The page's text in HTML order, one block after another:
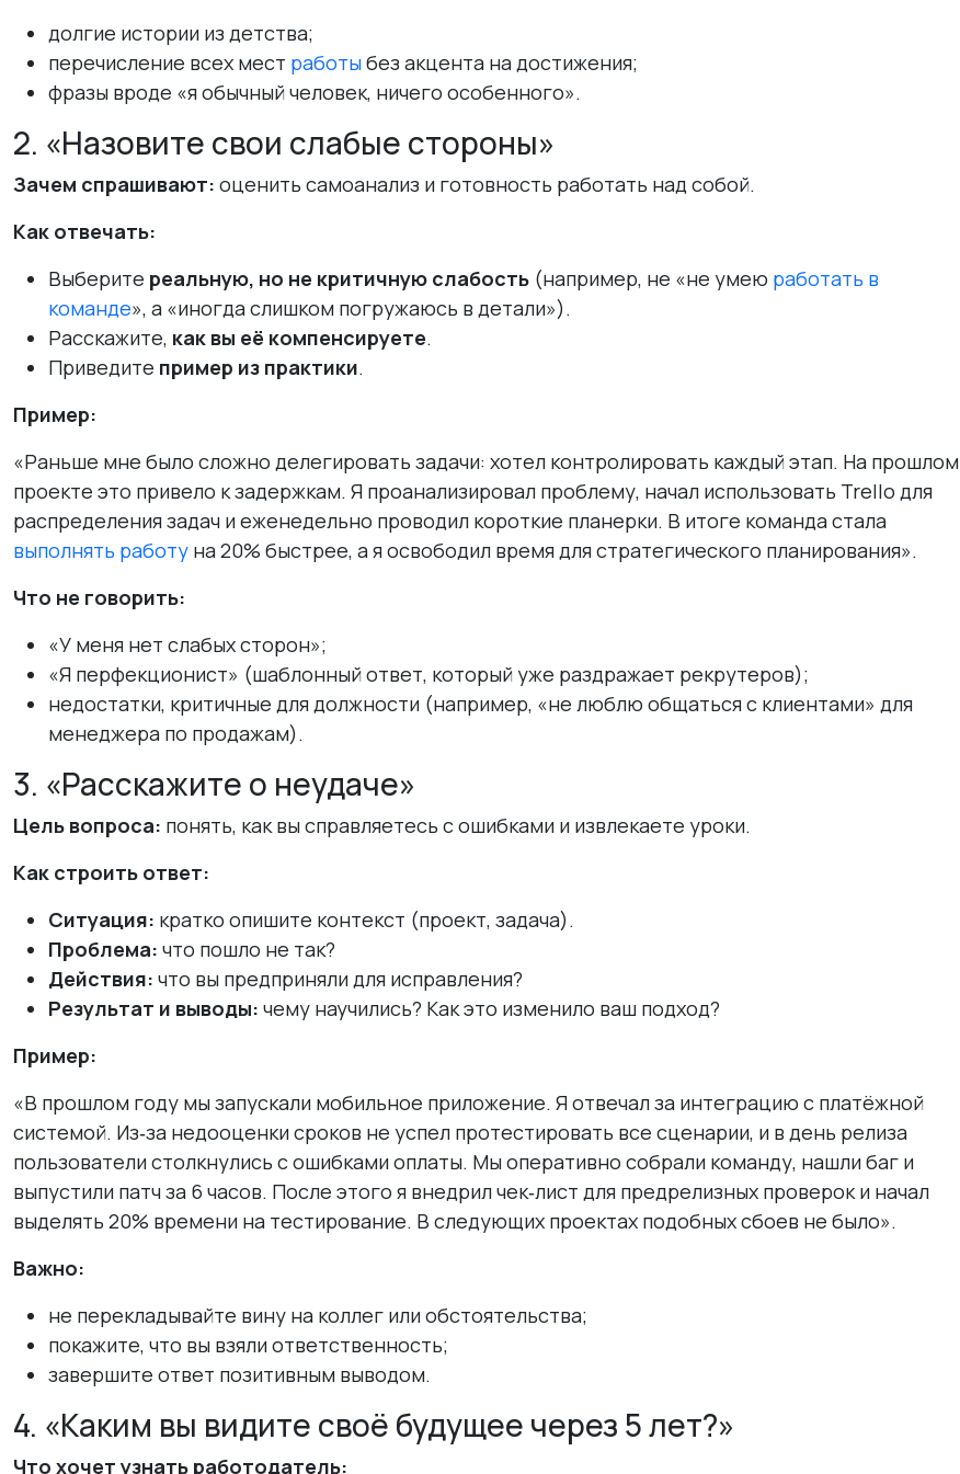
долгие истории из детства;
перечисление всех мест работыбез акцента на достижения;
фразы вроде «я обычный человек, ничего особенного».
2. «Назовите свои слабые стороны»
Зачем спрашивают: оценить самоанализ и готовность работать над собой.
Как отвечать:
Выберите реальную, но не критичную слабость (например, не «не умею работать в
команде», а «иногда слишком погружаюсь в детали»).
Расскажите, как вы её компенсируете.
Приведите пример из практики.
Пример:
«Раньше мне было сложно делегировать задачи: хотел контролировать каждый этап. На прошлом
проекте это привело к задержкам. Я проанализировал проблему, начал использовать Trello для
распределения задач и еженедельно проводил короткие планерки. В итоге команда стала
выполнять работу на 20% быстрее, а я освободил время для стратегического планирования».
Что не говорить:
«У меня нет слабых сторон»;
«Я перфекционист» (шаблонный ответ, который уже раздражает рекрутеров);
недостатки, критичные для должности (например, «не люблю общаться с клиентами» для
менеджера по продажам).
3. «Расскажите о неудаче»
Цель вопроса: понять, как вы справляетесь с ошибками и извлекаете уроки.
Как строить ответ:
Ситуация: кратко опишите контекст (проект, задача).
Проблема: что пошло не так?
Действия: что вы предприняли для исправления?
Результат и выводы: чему научились? Как это изменило ваш подход?
Пример:
«В прошлом году мы запускали мобильное приложение. Я отвечал за интеграцию с платёжной
системой. Из‑за недооценки сроков не успел протестировать все сценарии, и в день релиза
пользователи столкнулись с ошибками оплаты. Мы оперативно собрали команду, нашли баг и
выпустили патч за 6 часов. После этого я внедрил чек‑лист для предрелизных проверок и начал
выделять 20% времени на тестирование. В следующих проектах подобных сбоев не было».
Важно:
не перекладывайте вину на коллег или обстоятельства;
покажите, что вы взяли ответственность;
завершите ответ позитивным выводом.
4. «Каким вы видите своё будущее через 5 лет?»
Что хочет узнать работодатель: